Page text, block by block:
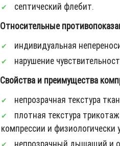
септический флебит.
Относительные
индивидуальная
нарушение
Свойства и преимущества
непрозрачная текстура
плотная текстура
компрессии и